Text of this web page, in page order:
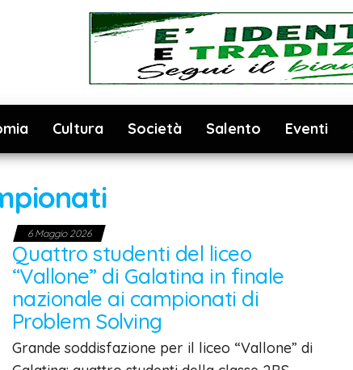
Cultura Società Salento Eventi
6 Maggio 2026
Quattro studenti del liceo
“Vallone” di Galatina in finale
nazionale ai campionati di
Problem Solving
Grande soddisfazione per il liceo “Vallone” di